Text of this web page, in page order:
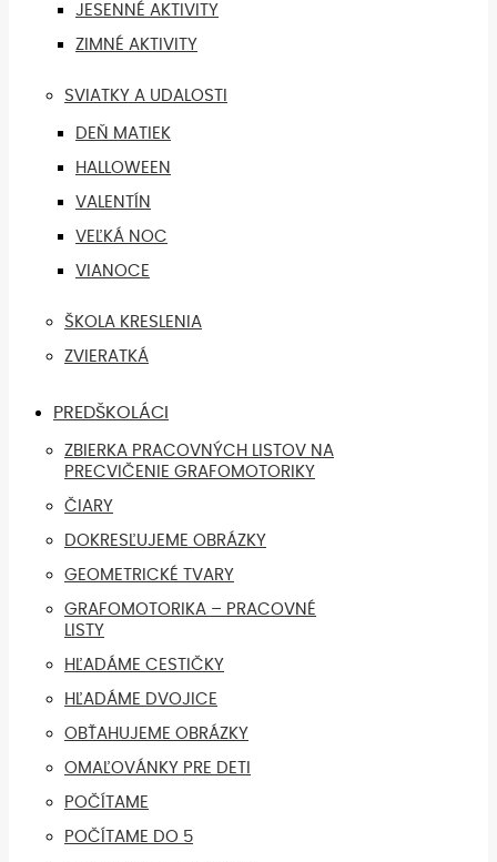
JESENNÉ AKTIVITY
ZIMNÉ AKTIVITY
SVIATKY A UDALOSTI
DEŇ MATIEK
HALLOWEEN
VALENTÍN
VEĽKÁ NOC
VIANOCE
ŠKOLA KRESLENIA
ZVIERATKÁ
PREDŠKOLÁCI
ZBIERKA PRACOVNÝCH LISTOV NA
PRECVIČENIE GRAFOMOTORIKY
ČIARY
DOKRESĽUJEME OBRÁZKY
GEOMETRICKÉ TVARY
GRAFOMOTORIKA – PRACOVNÉ
LISTY
HĽADÁME CESTIČKY
HĽADÁME DVOJICE
OBŤAHUJEME OBRÁZKY
OMAĽOVÁNKY PRE DETI
POČÍTAME
POČÍTAME DO 5